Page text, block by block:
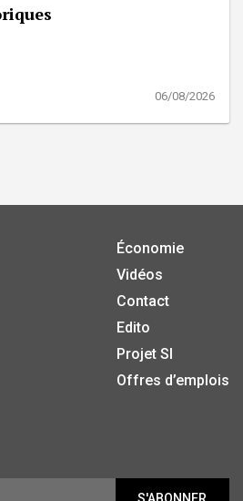
06/08/2026
Économie
Vidéos
Contact
Edito
Projet SI
Offres d’emplois